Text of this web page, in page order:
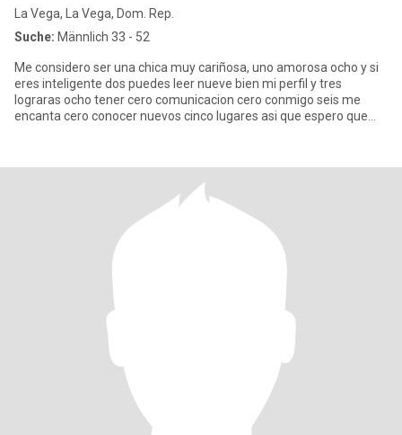
La Vega, La Vega, Dom. Rep.
Suche: Männlich 33 - 52
Me considero ser una chica muy cariñosa, uno amorosa ocho y si
eres inteligente dos puedes leer nueve bien mi perfil y tres
lograras ocho tener cero comunicacion cero conmigo seis me
encanta cero conocer nuevos cinco lugares asi que espero que